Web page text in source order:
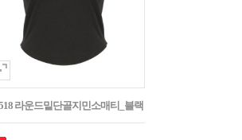
라운드밑단골지민소매티_블랙